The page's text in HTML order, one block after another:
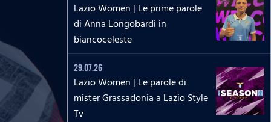
Lazio Women | Le prime parole
di Anna Longobardi in
biancoceleste
29.07.26
Lazio Women | Le parole di
mister Grassadonia a Lazio Style
Tv